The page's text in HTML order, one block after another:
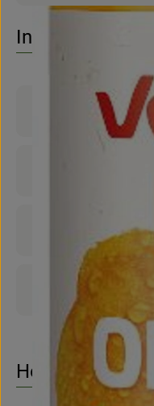
Entdecke
Info
Nährwert-Info
Herkunft